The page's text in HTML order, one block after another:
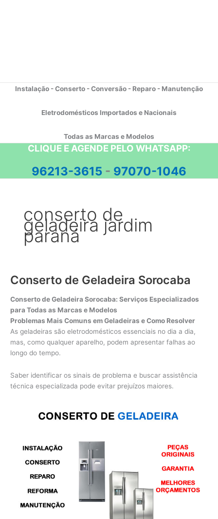
Instalação - Conserto - Conversão - Reparo - Manutenção
Eletrodomésticos Importados e Nacionais
Todas as Marcas e Modelos
CLIQUE E AGENDE PELO WHATSAPP:
96213-3615 - 97070-1046
conserto de
geladeira jardim
paraná
Conserto de Geladeira Sorocaba
Conserto de Geladeira Sorocaba: Serviços Especializados
para Todas as Marcas e Modelos
Problemas Mais Comuns em Geladeiras e Como Resolver
As geladeiras são eletrodomésticos essenciais no dia a dia,
mas, como qualquer aparelho, podem apresentar falhas ao
longo do tempo.
Saber identificar os sinais de problema e buscar assistência
técnica especializada pode evitar prejuízos maiores.